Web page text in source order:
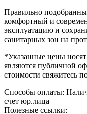
Правильно
комфортный и
эксплуатацию и
санитарных зон на
*Указанные цены
являются публичной
стоимости свяжитесь
Способы оплаты:
счет юр.лица
Полезные ссылки: